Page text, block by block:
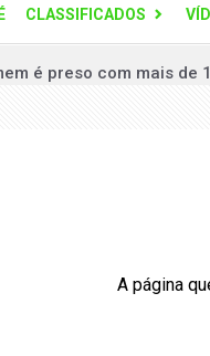
CLASSIFICADOS
é preso com mais de
é mantido refém
Barão de Antonina e
A página